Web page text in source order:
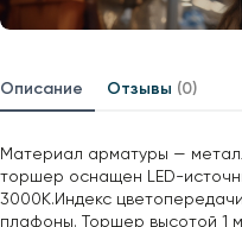
Описание Отзывы (0)
Материал арматуры —
торшер оснащен LED-
3000К.Индекс
плафоны. Торшер высотой 1